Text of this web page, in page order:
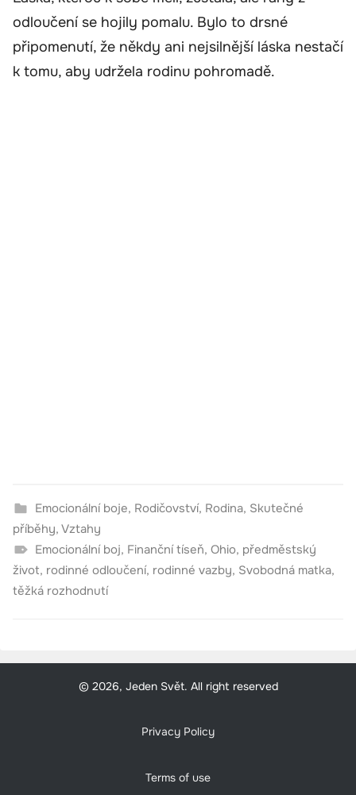
odloučení se hojily pomalu. Bylo to drsné
připomenutí, že někdy ani nejsilnější láska nestačí
k tomu, aby udržela rodinu pohromadě.
Emocionální boje, Rodičovství, Rodina, Skutečné
příběhy, Vztahy
Emocionální boj, Finanční tíseň, Ohio, předměstský
život, rodinné odloučení, rodinné vazby, Svobodná matka,
těžká rozhodnutí
© 2026, Jeden Svět. All right reserved
Privacy Policy
Terms of use